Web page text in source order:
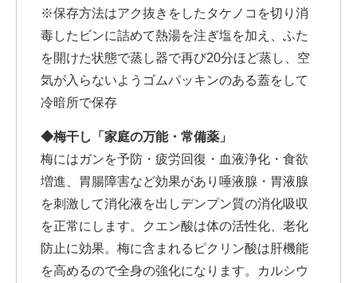
※保存方法はアク抜きをしたタケノコを切り消
毒したビンに詰めて熱湯を注ぎ塩を加え、ふた
を開けた状態で蒸し器で再び20分ほど蒸し、空
気が入らないようゴムパッキンのある蓋をして
冷暗所で保存
◆梅干し「家庭の万能・常備薬」
梅にはガンを予防・疲労回復・血液浄化・食欲
増進、胃腸障害など効果があり唾液腺・胃液腺
を刺激して消化液を出しデンプン質の消化吸収
を正常にします。クエン酸は体の活性化、老化
防止に効果。梅に含まれるピクリン酸は肝機能
を高めるので全身の強化になります。カルシウ